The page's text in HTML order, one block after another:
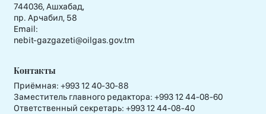
744036, Ашхабад,
пр. Арчабил, 58
Email:
nebit-gazgazeti@oilgas.gov.tm
Контакты
Приёмная: +993 12 40-30-88
Заместитель главного редактора: +993 12 44-08-60
Ответственный секретарь: +993 12 44-08-40